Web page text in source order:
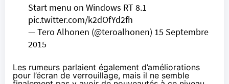
Start menu on Windows RT 8.1
pic.twitter.com/k2dOfYd2fh
— Tero Alhonen (@teroalhonen) 15 Septembre
2015
Les rumeurs parlaient également d’améliorations
pour l’écran de verrouillage, mais il ne semble